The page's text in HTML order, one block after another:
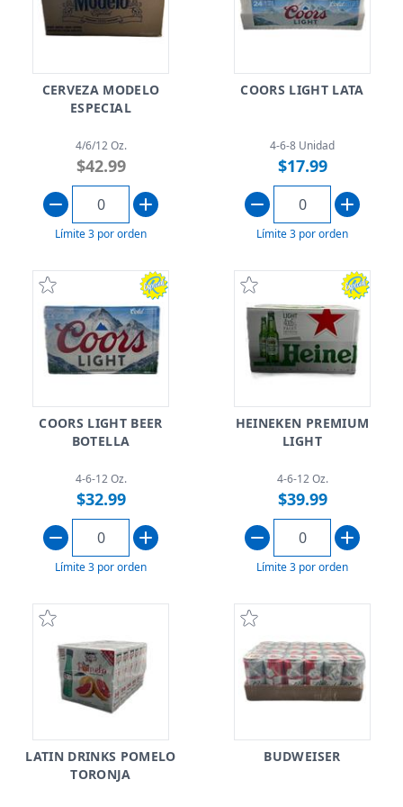
CERVEZA MODELO
ESPECIAL
4/6/12 Oz.
$42.99
Límite 3 por orden
COORS LIGHT LATA
4-6-8 Unidad
$17.99
Límite 3 por orden
COORS LIGHT BEER
BOTELLA
4-6-12 Oz.
$32.99
Límite 3 por orden
HEINEKEN PREMIUM
LIGHT
4-6-12 Oz.
$39.99
Límite 3 por orden
LATIN DRINKS POMELO
TORONJA
BUDWEISER